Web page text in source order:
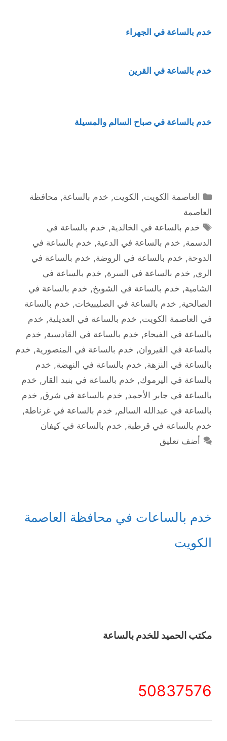
خدم بالساعة في الجهراء
خدم بالساعة في القرين
خدم بالساعة في صباح السالم والمسيلة
التصنيفات
العاصمة الكويت, الكويت, خدم بالساعة, محافظة
العاصمة
الوسوم
خدم بالساعة في الخالدية, خدم بالساعة في
الدسمة, خدم بالساعة في الدعية, خدم بالساعة في
الدوحة, خدم بالساعة في الروضة, خدم بالساعة في
الري, خدم بالساعة في السرة, خدم بالساعة في
الشامية, خدم بالساعة في الشويخ, خدم بالساعة في
الصالحية, خدم بالساعة في الصليبيخات, خدم بالساعة
في العاصمة الكويت, خدم بالساعة في العديلية, خدم
بالساعة في الفيحاء, خدم بالساعة في القادسية, خدم
بالساعة في القيروان, خدم بالساعة في المنصورية, خدم
بالساعة في النزهة, خدم بالساعة في النهضة, خدم
بالساعة في اليرموك, خدم بالساعة في بنيد القار , خدم
بالساعة في جابر الأحمد, خدم بالساعة في شرق, خدم
بالساعة في عبدالله السالم, خدم بالساعة في غرناطة,
خدم بالساعة في قرطبة, خدم بالساعة في كيفان
أضف تعليق
خدم بالساعات في محافظة العاصمة
الكويت
مكتب الحميد للخدم بالساعة
50837576